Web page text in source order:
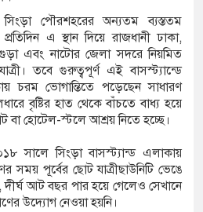
পৌরশহরের অন্যতম ব্যস্ততম
এ স্থান দিয়ে রাজধানী ঢাকা,
এবং নাটোর জেলা সদরে নিয়মিত
তবে গুরুত্বপূর্ণ এই বাসস্ট্যান্ডে
চরম ভোগান্তিতে পড়েছেন সাধারণ
বৃষ্টির হাত থেকে বাঁচতে বাধ্য হয়ে
হোটেল-স্টলে আশ্রয় নিতে হচ্ছে।
সালে সিংড়া বাসস্ট্যান্ড এলাকায়
সময় পূর্বের ছোট যাত্রীছাউনিটি ভেঙে
দীর্ঘ আট বছর পার হয়ে গেলেও সেখানে
উদ্যোগ নেওয়া হয়নি।